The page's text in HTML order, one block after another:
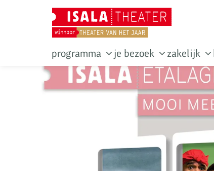
programma je bezoek zakelijk